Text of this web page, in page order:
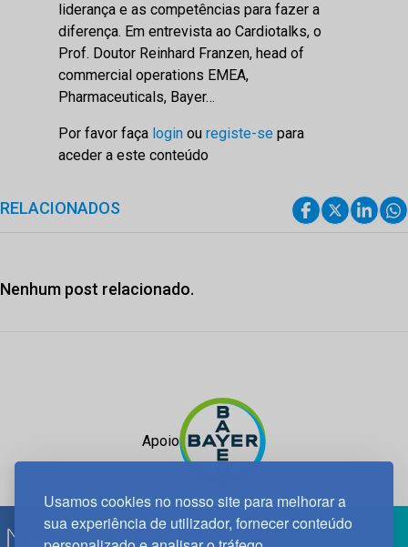
Usamos cookies no nosso site para melhorar a
sua experiência de utilizador, fornecer conteúdo
liderança e as competências para fazer a
diferença. Em entrevista ao Cardiotalks, o
Prof. Doutor Reinhard Franzen, head of
commercial operations EMEA,
Pharmaceuticals, Bayer…
Por favor faça login ou registe-se para
aceder a este conteúdo
RELACIONADOS
Nenhum post relacionado.
Apoio